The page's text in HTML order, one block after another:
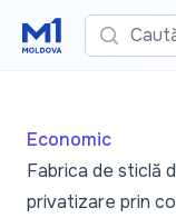
Caută
Economic
Fabrica de sticlă
privatizare prin